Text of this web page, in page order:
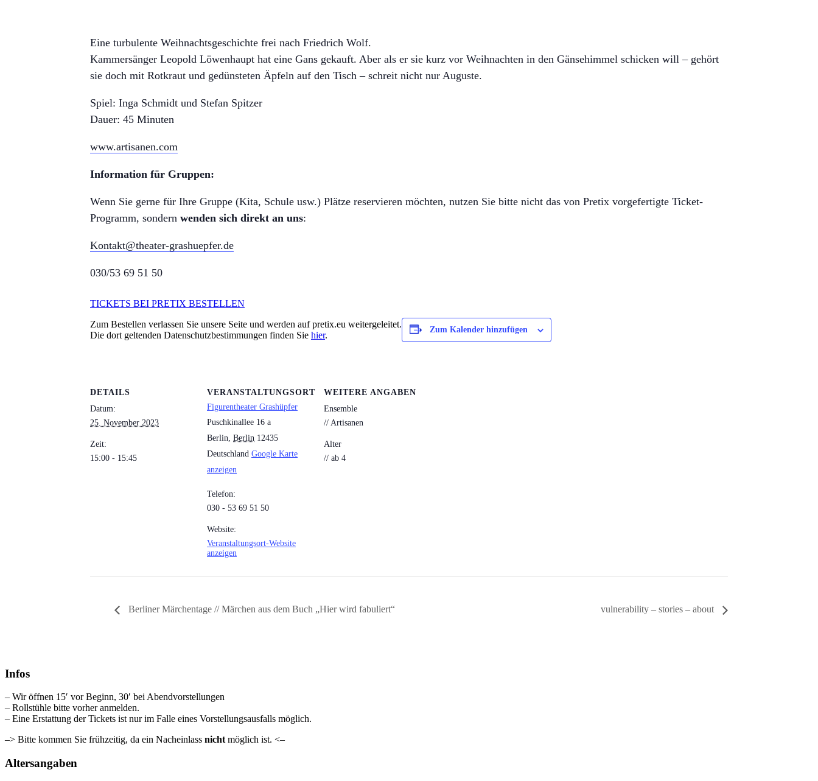
Eine turbulente Weihnachtsgeschichte frei nach Friedrich Wolf.
Kammersänger Leopold Löwenhaupt hat eine Gans gekauft. Aber als er sie kurz vor Weihnachten in den Gänsehimmel schicken will – gehört
sie doch mit Rotkraut und gedünsteten Äpfeln auf den Tisch – schreit nicht nur Auguste.
Spiel: Inga Schmidt und Stefan Spitzer
Dauer: 45 Minuten
www.artisanen.com
Information für Gruppen:
Wenn Sie gerne für Ihre Gruppe (Kita, Schule usw.) Plätze reservieren möchten, nutzen Sie bitte nicht das von Pretix vorgefertigte Ticket-
Programm, sondern wenden sich direkt an uns:
Kontakt@theater-grashuepfer.de
030/53 69 51 50
TICKETS BEI PRETIX BESTELLEN
Zum Bestellen verlassen Sie unsere Seite und werden auf pretix.eu weitergeleitet.
Die dort geltenden Datenschutzbestimmungen finden Sie hier.
Zum Kalender hinzufügen
DETAILS
Datum:
25. November 2023
Zeit:
15:00 - 15:45
VERANSTALTUNGSORT
Figurentheater Grashüpfer
Puschkinallee 16 a
Berlin, Berlin 12435
Deutschland Google Karte
anzeigen
Telefon:
030 - 53 69 51 50
Website:
Veranstaltungsort-Website
anzeigen
WEITERE ANGABEN
Ensemble
// Artisanen
Alter
// ab 4
Berliner Märchentage // Märchen aus dem Buch „Hier wird fabuliert“ vulnerability – stories – about
Infos
– Wir öffnen 15′ vor Beginn, 30′ bei Abendvorstellungen
– Rollstühle bitte vorher anmelden.
– Eine Erstattung der Tickets ist nur im Falle eines Vorstellungsausfalls möglich.
–> Bitte kommen Sie frühzeitig, da ein Nacheinlass nicht möglich ist. <–
Altersangaben